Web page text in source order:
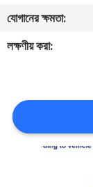
আমাদের
সাথে
খবর
যোগানের ক্ষমতা:
লক্ষণীয় করা: